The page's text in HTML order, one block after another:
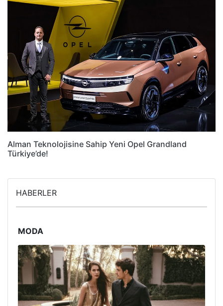
Alman Teknolojisine Sahip Yeni Opel Grandland
Türkiye’de!
HABERLER
MODA